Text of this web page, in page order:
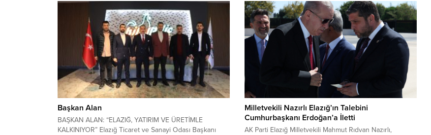
demokrasi mücadelesi...
Yükseköğretim Kurulu Başkanlığı’nda düzenlenen
törende; YÖK Başkanı Prof. Dr. Erol Özvar...
Başkan Alan
BAŞKAN ALAN: “ELAZIĞ, YATIRIM VE ÜRETİMLE
KALKINIYOR” Elazığ Ticaret ve Sanayi Odası Başkanı
Milletvekili Nazırlı Elazığ’ın Talebini
Cumhurbaşkanı Erdoğan’a İletti
AK Parti Elazığ Milletvekili Mahmut Rıdvan Nazırlı,